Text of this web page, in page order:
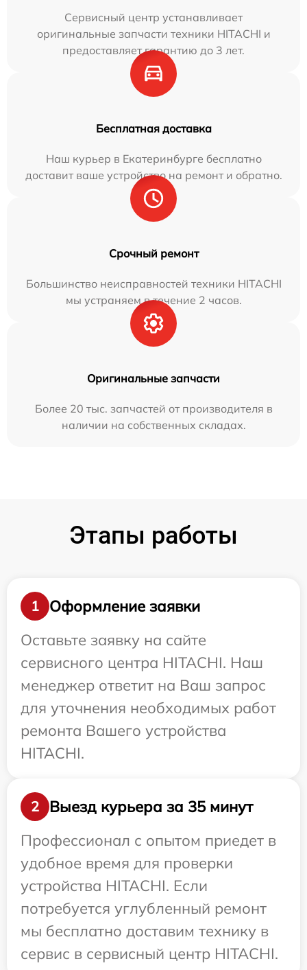
Сервисный центр устанавливает
оригинальные запчасти техники HITACHI и
предоставляет гарантию до 3 лет.
Бесплатная доставка
Наш курьер в Екатеринбурге бесплатно
доставит ваше устройство на ремонт и обратно.
Срочный ремонт
Большинство неисправностей техники HITACHI
мы устраняем в течение 2 часов.
Оригинальные запчасти
Более 20 тыс. запчастей от производителя в
наличии на собственных складах.
Этапы работы
1
Оформление заявки
Оставьте заявку на сайте
сервисного центра HITACHI. Наш
менеджер ответит на Ваш запрос
для уточнения необходимых работ
ремонта Вашего устройства
HITACHI.
2
Выезд курьера за 35 минут
Профессионал с опытом приедет в
удобное время для проверки
устройства HITACHI. Если
потребуется углубленный ремонт
мы бесплатно доставим технику в
сервис в сервисный центр HITACHI.